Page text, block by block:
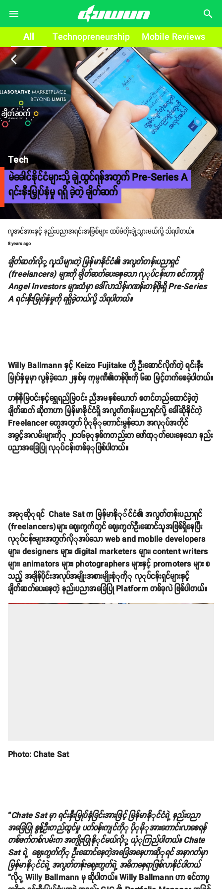
search
All Technopreneurship Mobile Reviews
arrow_back_ios
Tech
မဲခေါင်နိုင်ငံများသို့ ချဲ့ထွင်ရန်အတွက် Pre-Series A
ရင်းနှီးမြှုပ်နှံမှု ရရှိ ခဲ့တဲ့ ချိတ်ဆက်
လူအင်အားနှင့် နည်းပညာအရင်းအမြစ်များ ထပ်မံတိုးချဲ့သွားမယ်လို့ သိရပါတယ်။
8 years ago
ချိတ်ဆက်လိုု့ လူသိများတဲ့ မြန်မာနိုင်ငံ၏ အလွတ်တန်းပညာရှင်
(freelancers) များကို ချိတ်ဆက်ပေးနေသော လုုပ်ငန်းဟာ စင်ကာပူရှိ
Angel Investors များထံမှာ ဒေါ်လာသိန်းဂဏန်းတန်ဖိုးရှိ Pre-Series
A ရင်းနှီးမြုပ်နှံမှုကို ရရှိခဲ့တယ်လို့ သိရပါတယ်။
Willy Ballmann နှင့် Keizo Fujitake တို့ ဦးဆောင်လိုက်တဲ့ ရင်းနှီး
မြုပ်နှံမှုမှာ လွန်ခဲ့သော ၂နှစ်မှ ကုမ္ပဏီ၏တန်ဖိုးကို ၆ဆ မြင့်တက်စေခဲ့ပါတယ်။
ဟန်နီမြဝင်းနှင့်ရွှေရည်မြဝင်း ညီအမနှစ်ယောက် စတင်တည်ထောင်ခဲ့တဲ့
ချိတ်ဆက် ဆိုတာဟာ မြန်မာနိုင်ငံရှိ အလွတ်တန်းပညာရှင်လို့ ခေါ်ဆိုနိုင်တဲ့
Freelancer တွေအတွက် ပိုုမိုုကောင်းမွန်သော အလုုပ်အကိုင်
အခွင့်အလမ်းများကိုု ၂၀၁၆ခုုနှစ်ကတည်းက ဖော်ထုုတ်ပေးနေသော နည်း
ပညာအခြေပြု လုုပ်ငန်းတစ်ခုုဖြစ်ပါတယ်။
အခုုဆိုုရင် Chate Sat က မြန်မာနိုု်င်ငံ၏ အလွတ်တန်းပညာရှင်
(freelancers)များ ဈေးကွက်တွင် ဈေးကွက်ဦးဆောင်သူအဖြစ်ရှိနေပြီး
လုုပ်ငန်းများအတွက်လိုုအပ်သော web and mobile developers
များ၊ designers များ၊ digital marketers များ၊ content writers
များ၊ animators များ၊ photographers များနှင့် promoters များ စ
သည့် အချိန်ပိုင်းအလုပ်အမျိုးအစားမျိုးစုံုကိုု လုုပ်ငန်းရှင်များနှင့်
ချိတ်ဆက်ပေးနေတဲ့ နည်းပညာအခြေပြု Platform တစ်ခုလဲ ဖြစ်ပါတယ်။
Photo: Chate Sat
“Chate Sat မှာ ရင်းနှီးမြုပ်နှံခြင်းအားဖြင့် မြန်မာနိုုင်ငံရဲ့ နည်းပညာ
အခြေပြု စွန့်ဦးတည်ထွင်မှု ပတ်ဝန်းကျင်ကိုု ပိုုမိုုအားကောင်းလာစေရန်
တစ်ဖက်တစ်လမ်းက အကျိုးပြုနိုုင်မယ်လိုု့ ယုံုကြည်ပါတယ်။ Chate
Sat ရဲ့ ဈေးကွက်ကိုု ဦးဆောင်နေတဲ့အခြေအနေဟာဆိုုရင် အနာဂတ်မှာ
မြန်မာနိုုင်ငံရဲ့ အလွတ်တန်းဈေးကွက်ရဲ့ အဓိကနေရာဖြစ်လာနိုင်ပါတယ်
”လိုု့ Willy Ballmann မှ ဆိုပါတယ်။ Willy Ballmann ဟာ စင်ကာပူ